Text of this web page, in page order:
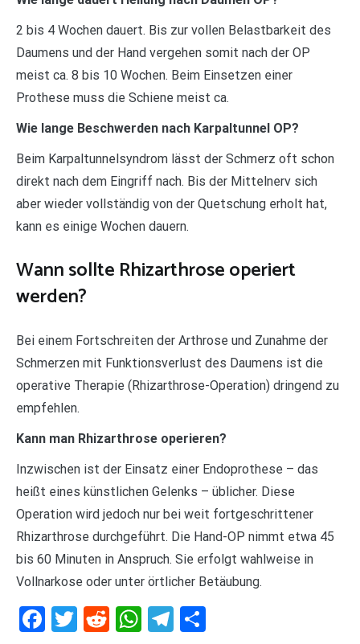
2 bis 4 Wochen dauert. Bis zur vollen Belastbarkeit des
Daumens und der Hand vergehen somit nach der OP
meist ca. 8 bis 10 Wochen. Beim Einsetzen einer
Prothese muss die Schiene meist ca.
Wie lange Beschwerden nach Karpaltunnel OP?
Beim Karpaltunnelsyndrom lässt der Schmerz oft schon
direkt nach dem Eingriff nach. Bis der Mittelnerv sich
aber wieder vollständig von der Quetschung erholt hat,
kann es einige Wochen dauern.
Wann sollte Rhizarthrose operiert
werden?
Bei einem Fortschreiten der Arthrose und Zunahme der
Schmerzen mit Funktionsverlust des Daumens ist die
operative Therapie (Rhizarthrose-Operation) dringend zu
empfehlen.
Kann man Rhizarthrose operieren?
Inzwischen ist der Einsatz einer Endoprothese – das
heißt eines künstlichen Gelenks – üblicher. Diese
Operation wird jedoch nur bei weit fortgeschrittener
Rhizarthrose durchgeführt. Die Hand-OP nimmt etwa 45
bis 60 Minuten in Anspruch. Sie erfolgt wahlweise in
Vollnarkose oder unter örtlicher Betäubung.
Facebook
Twitter
RedditWhatsApp
Telegram